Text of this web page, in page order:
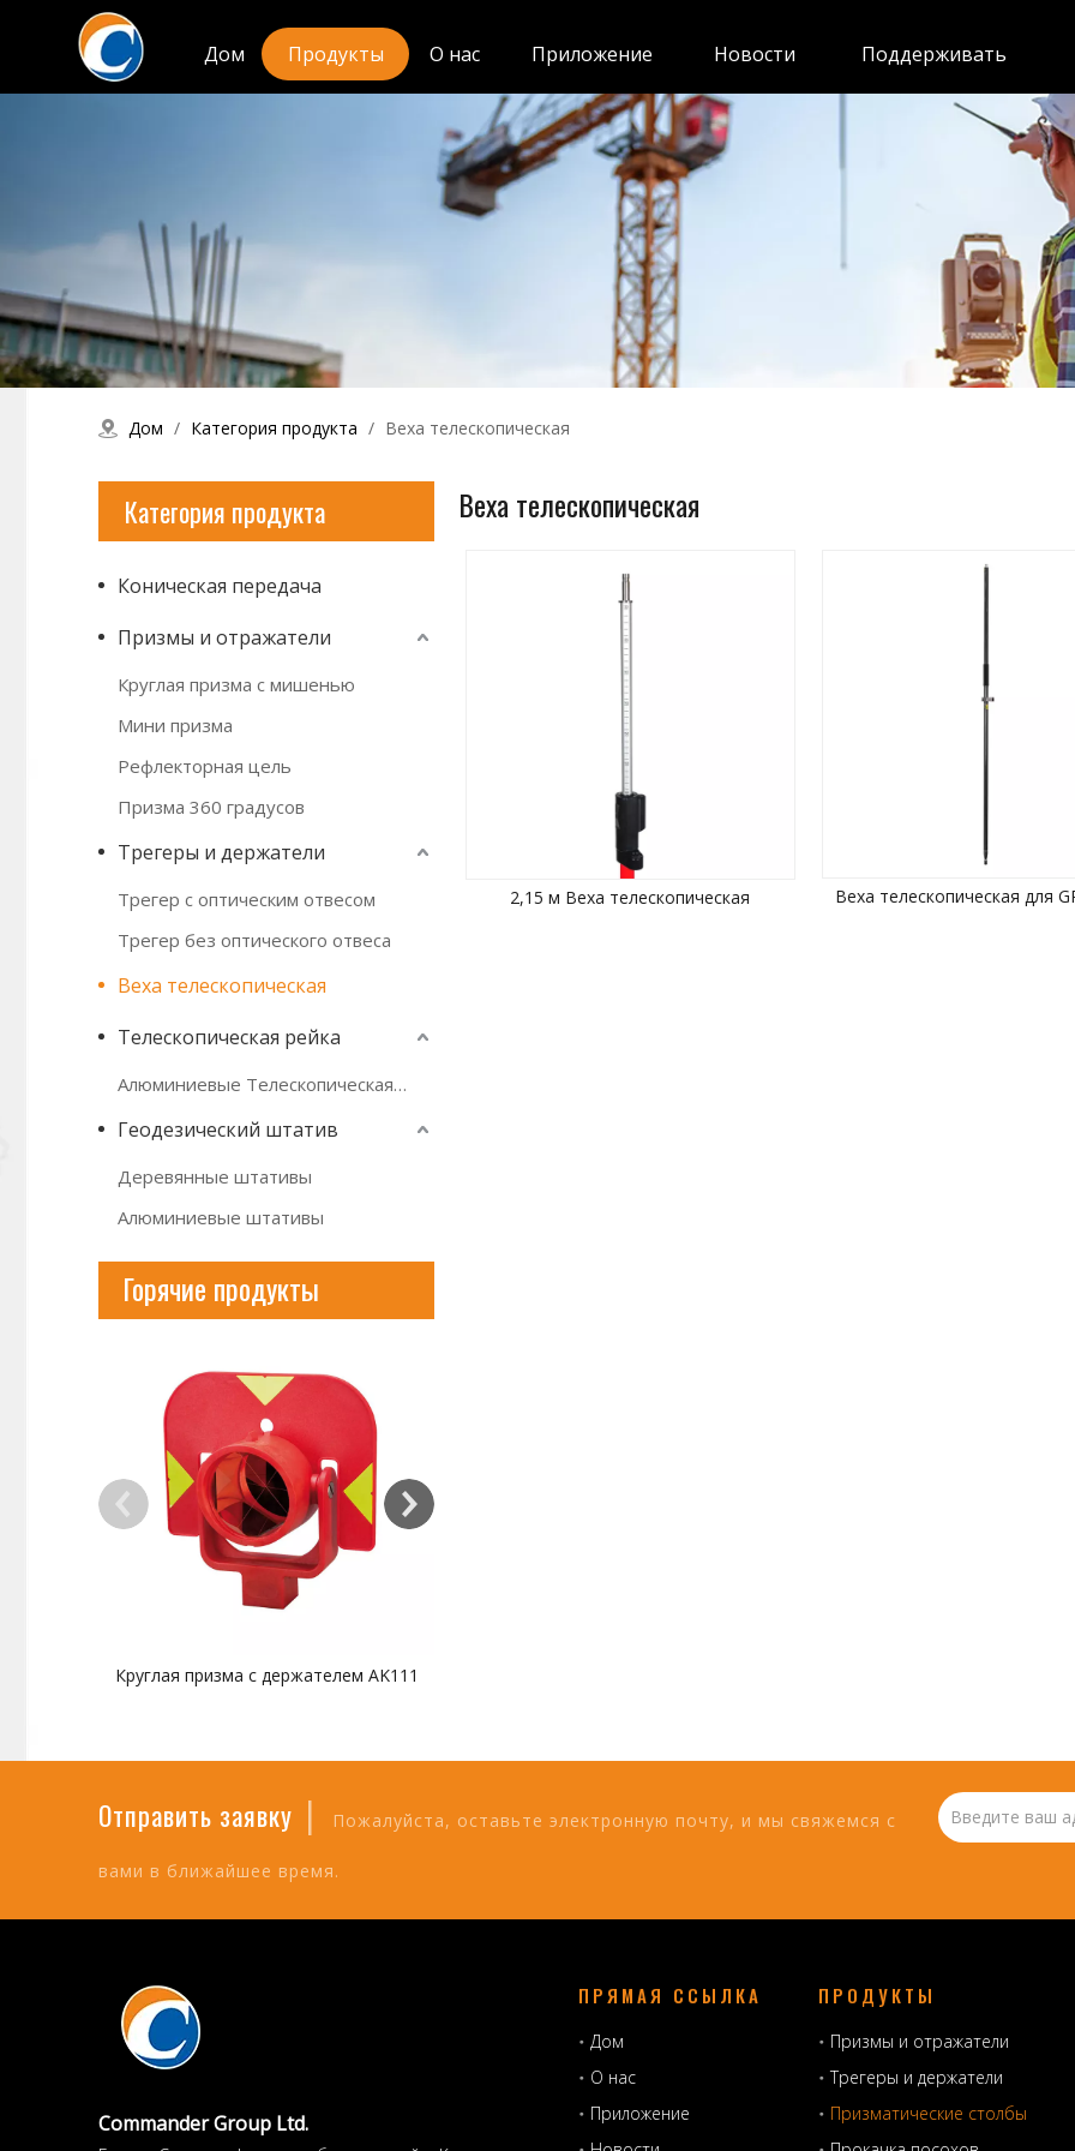
Дом Продукты О нас Приложение Новости Поддерживать
Дом / Категория продукта / Веха телескопическая
Категория продукта
Коническая передача
Призмы и отражатели
Круглая призма с мишенью
Мини призма
Рефлекторная цель
Призма 360 градусов
Трегеры и держатели
Трегер с оптическим отвесом
Трегер без оптического отвеса
Веха телескопическая
Телескопическая рейка
Алюминиевые Телескопическая рейка
Геодезический штатив
Деревянные штативы
Алюминиевые штативы
Горячие продукты
Круглая призма с держателем AK111
Веха телескопическая
2,15 м Веха телескопическая Веха телескопическая для
Отправить заявку | Пожалуйста, оставьте электронную почту, и мы свяжемся с
вами в ближайшее время.
Commander Group Ltd.
ПРЯМАЯ ССЫЛКА
Дом
О нас
Приложение
ПРОДУКТЫ
Призмы и отражатели
Трегеры и держатели
Призматические столбы